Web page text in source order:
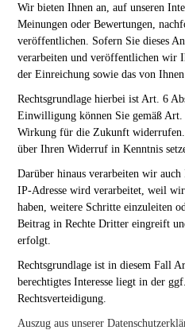
Wir bieten Ihnen an, auf unseren
Meinungen oder Bewertungen,
veröffentlichen. Sofern Sie dieses
verarbeiten und veröffentlichen wir
der Einreichung sowie das von
Rechtsgrundlage hierbei ist Art. 6
Einwilligung können Sie gemäß
Wirkung für die Zukunft
über Ihren Widerruf in Kenntnis
Darüber hinaus verarbeiten wir
IP-Adresse wird verarbeitet, weil wir
haben, weitere Schritte einzuleiten
Beitrag in Rechte Dritter eingreift
erfolgt.
Rechtsgrundlage ist in diesem Fall
berechtigtes Interesse liegt in der
Rechtsverteidigung.
Auszug aus unserer